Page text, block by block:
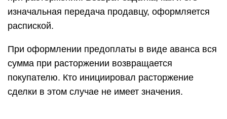
изначальная передача продавцу, оформляется
распиской.
При оформлении предоплаты в виде аванса вся
сумма при расторжении возвращается
покупателю. Кто инициировал расторжение
сделки в этом случае не имеет значения.